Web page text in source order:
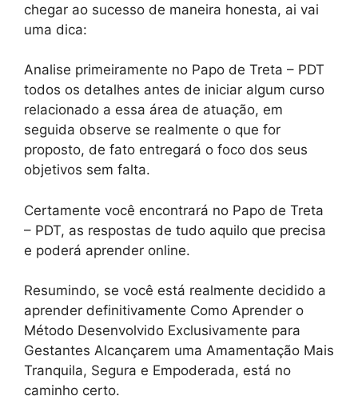
chegar ao sucesso de maneira honesta, ai vai
uma dica:
Analise primeiramente no Papo de Treta – PDT
todos os detalhes antes de iniciar algum curso
relacionado a essa área de atuação, em
seguida observe se realmente o que for
proposto, de fato entregará o foco dos seus
objetivos sem falta.
Certamente você encontrará no Papo de Treta
– PDT, as respostas de tudo aquilo que precisa
e poderá aprender online.
Resumindo, se você está realmente decidido a
aprender definitivamente Como Aprender o
Método Desenvolvido Exclusivamente para
Gestantes Alcançarem uma Amamentação Mais
Tranquila, Segura e Empoderada, está no
caminho certo.